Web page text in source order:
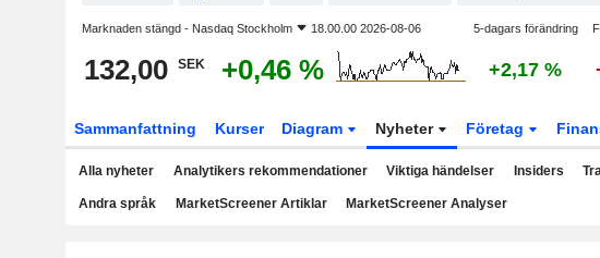
Marknaden stängd - Nasdaq Stockholm 18.00.00 2026-08-06 5-dagars förändring
132,00 SEK +0,46 % +2,17 %
Sammanfattning Kurser Diagram Nyheter Företag
Alla nyheter Analytikers rekommendationer Viktiga händelser Insiders
Andra språk MarketScreener Artiklar MarketScreener Analyser